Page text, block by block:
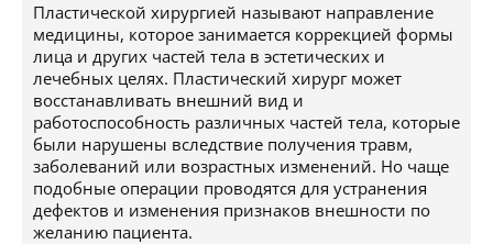
Пластической хирургией называют направление
медицины, которое занимается коррекцией формы
лица и других частей тела в эстетических и
лечебных целях. Пластический хирург может
восстанавливать внешний вид и
работоспособность различных частей тела, которые
были нарушены вследствие получения травм,
заболеваний или возрастных изменений. Но чаще
подобные операции проводятся для устранения
дефектов и изменения признаков внешности по
желанию пациента.